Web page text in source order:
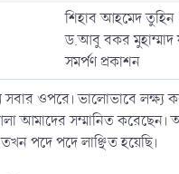
a
t
e
শিহাব আহমেদ তুহিন
ড.আবু বকর মুহাম্মাদ
সমর্পণ প্রকাশন
ওপরে। ভালোভাবে লক্ষ্য
আমাদের সম্মানিত করেছেন।
পদে পদে লাঞ্ছিত হয়েছি।